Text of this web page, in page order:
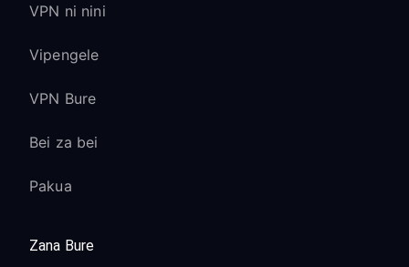
VPN ni nini
Vipengele
VPN Bure
Bei za bei
Pakua
Zana Bure